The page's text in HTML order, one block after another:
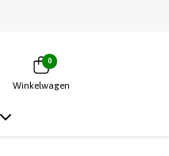
0
Winkelwagen